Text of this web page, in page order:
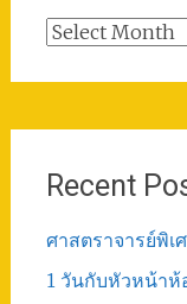
Total
Recent
ศาสตราจารย์พิ
1 วันกับหัวหน้า